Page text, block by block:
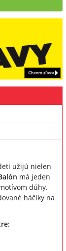
užijú nielen
má jeden
dúhy.
háčiky na